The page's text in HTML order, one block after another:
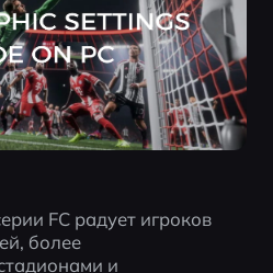
FC радует игроков
более
и